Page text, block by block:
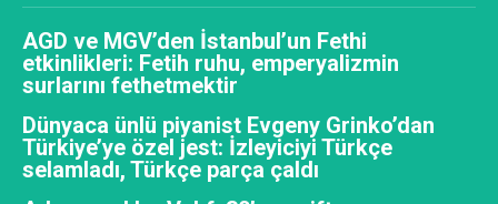
AGD ve MGV’den İstanbul’un Fethi
etkinlikleri: Fetih ruhu, emperyalizmin
surlarını fethetmektir
Dünyaca ünlü piyanist Evgeny Grinko’dan
Türkiye’ye özel jest: İzleyiciyi Türkçe
selamladı, Türkçe parça çaldı